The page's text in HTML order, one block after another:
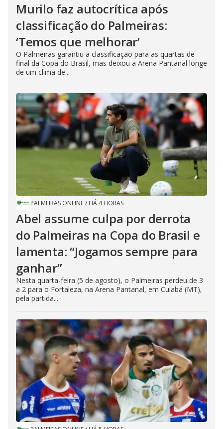
Murilo faz autocrítica após
classificação do Palmeiras:
‘Temos que melhorar’
O Palmeiras garantiu a classificação para as quartas de
final da Copa do Brasil, mas deixou a Arena Pantanal longe
de um clima de...
PALMEIRAS ONLINE/ HÁ 4 HORAS
Abel assume culpa por derrota
do Palmeiras na Copa do Brasil e
lamenta: “Jogamos sempre para
ganhar”
Nesta quarta-feira (5 de agosto), o Palmeiras perdeu de 3
a 2 para o Fortaleza, na Arena Pantanal, em Cuiabá (MT),
pela partida...